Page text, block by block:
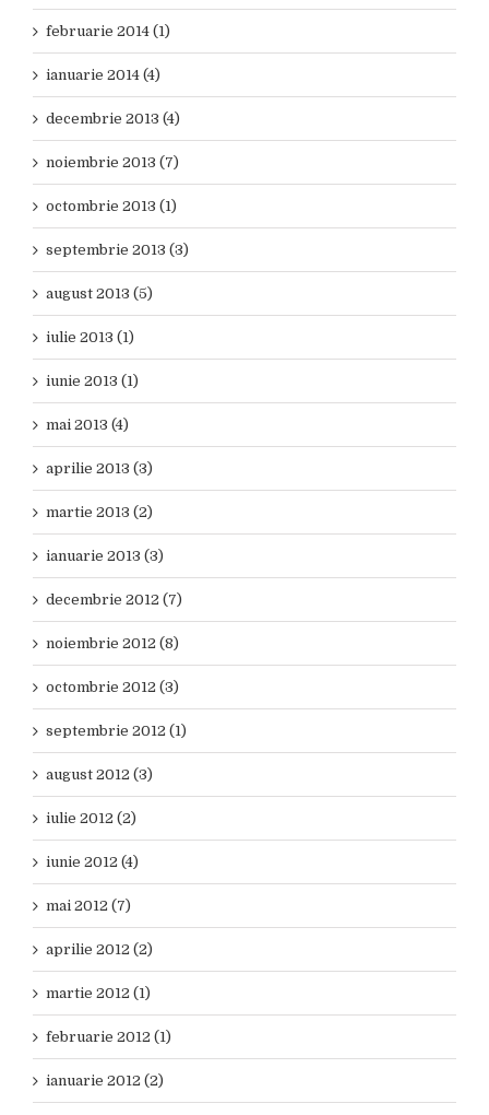
februarie 2014 (1)
ianuarie 2014 (4)
decembrie 2013 (4)
noiembrie 2013 (7)
octombrie 2013 (1)
septembrie 2013 (3)
august 2013 (5)
iulie 2013 (1)
iunie 2013 (1)
mai 2013 (4)
aprilie 2013 (3)
martie 2013 (2)
ianuarie 2013 (3)
decembrie 2012 (7)
noiembrie 2012 (8)
octombrie 2012 (3)
septembrie 2012 (1)
august 2012 (3)
iulie 2012 (2)
iunie 2012 (4)
mai 2012 (7)
aprilie 2012 (2)
martie 2012 (1)
februarie 2012 (1)
ianuarie 2012 (2)